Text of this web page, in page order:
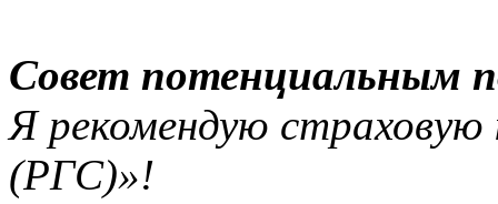
Совет потенциальным
Я рекомендую
(РГС)»!